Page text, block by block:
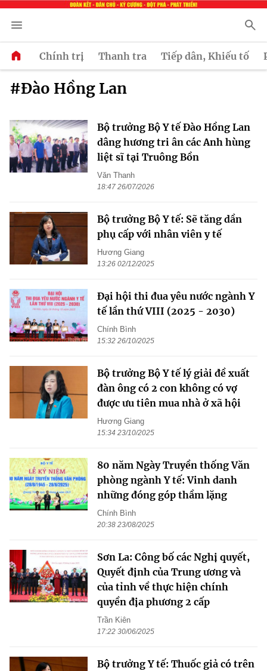
Chính trị Thanh tra Tiếp dân, Khiếu tố
#Đào Hồng Lan
Bộ trưởng Bộ Y tế Đào Hồng Lan
dâng hương tri ân các Anh hùng
liệt sĩ tại Truông Bồn
Văn Thanh
18:47 26/07/2026
Bộ trưởng Bộ Y tế: Sẽ tăng dần
phụ cấp với nhân viên y tế
Hương Giang
13:26 02/12/2025
Đại hội thi đua yêu nước ngành Y
tế lần thứ VIII (2025 - 2030)
Chính Bình
15:32 26/10/2025
Bộ trưởng Bộ Y tế lý giải đề xuất
đàn ông có 2 con không có vợ
được ưu tiên mua nhà ở xã hội
Hương Giang
15:34 23/10/2025
80 năm Ngày Truyền thống Văn
phòng ngành Y tế: Vinh danh
những đóng góp thầm lặng
Chính Bình
20:38 23/08/2025
Sơn La: Công bố các Nghị quyết,
Quyết định của Trung ương và
của tỉnh về thực hiện chính
quyền địa phương 2 cấp
Trần Kiên
17:22 30/06/2025
Bộ trưởng Y tế: Thuốc giả có trên